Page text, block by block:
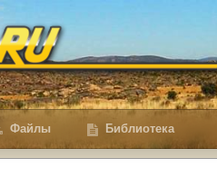
Файлы Библиотека